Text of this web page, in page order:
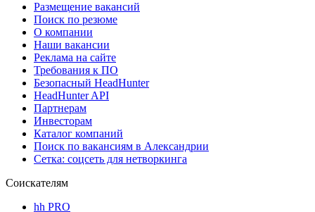
Размещение вакансий
Поиск по резюме
О компании
Наши вакансии
Реклама на сайте
Требования к ПО
Безопасный HeadHunter
HeadHunter API
Партнерам
Инвесторам
Каталог компаний
Поиск по вакансиям в Александрии
Сетка: соцсеть для нетворкинга
Соискателям
hh PRO